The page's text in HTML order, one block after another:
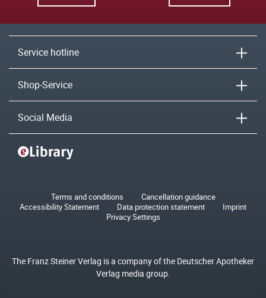
Service hotline
Shop-Service
Social Media
Terms and conditions
Cancellation guidance
Accessibility Statement
Data protection statement
Imprint
Privacy Settings
The Franz Steiner Verlag is a company of the Deutscher Apotheker
Verlag media group.